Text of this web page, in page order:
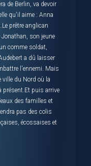
de Berlin, va devoir
qu'il aime : Anna
prêtre anglican
son jeune
comme soldat,
a dû laisser
l'ennemi. Mais
ville du Nord où la
présent.Et puis arrive
des familles et
pas des colis
écossaises et